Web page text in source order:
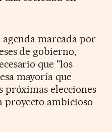
marcada por
de gobierno,
que "los
esa mayoría que
próximas elecciones
proyecto ambicioso